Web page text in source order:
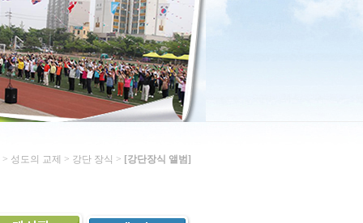
> 성도의 교제 > 강단 장식 > [강단장식 앨범]